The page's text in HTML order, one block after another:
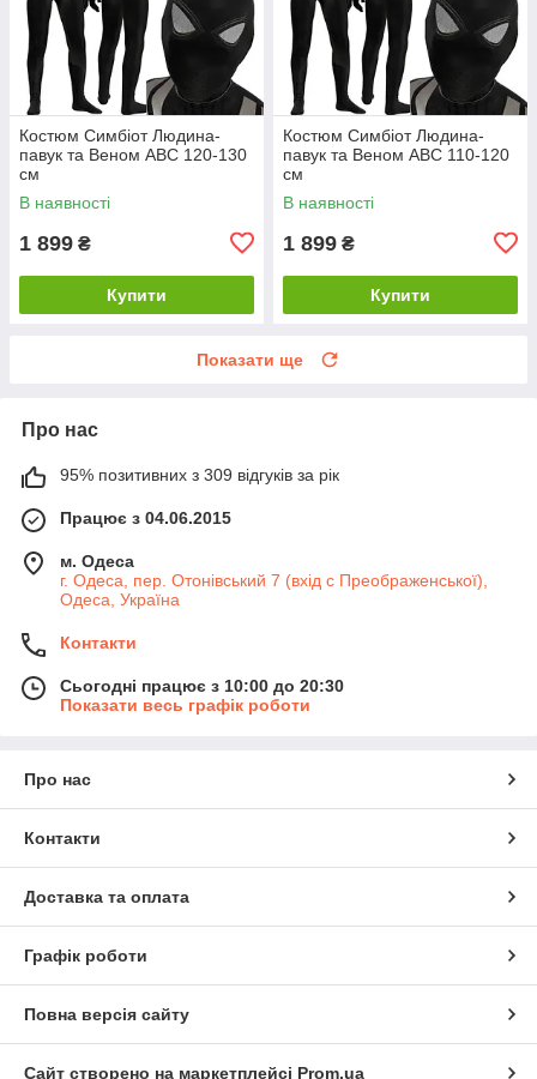
Костюм Симбіот Людина-
павук та Веном ABC 120-130
см
В наявності
1 899 ₴
Купити
Костюм Симбіот Людина-
павук та Веном ABC 110-120
см
В наявності
1 899 ₴
Купити
Показати ще
Про нас
95% позитивних з 309 відгуків за рік
Працює з 04.06.2015
м. Одеса
г. Одеса, пер. Отонівський 7 (вхід с Преображенської),
Одеса, Україна
Контакти
Сьогодні працює з 10:00 до 20:30
Показати весь графік роботи
Про нас
Контакти
Доставка та оплата
Графік роботи
Повна версія сайту
Сайт створено на маркетплейсі Prom.ua